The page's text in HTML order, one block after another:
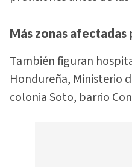
Más zonas
También figuran
Hondureña, Ministerio
colonia Soto, barrio